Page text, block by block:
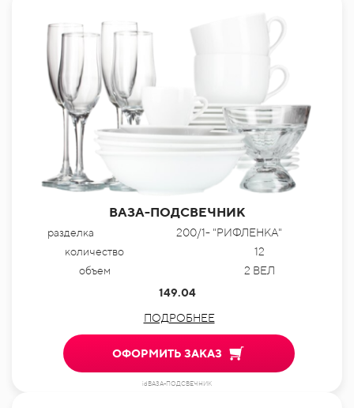
ВАЗА-ПОДСВЕЧНИК
разделка
200/1- "РИФЛЕНКА"
количество
12
объем
2 ВЕЛ
149.04
ПОДРОБНЕЕ
ОФОРМИТЬ ЗАКАЗ
idВАЗА-ПОДСВЕЧНИК